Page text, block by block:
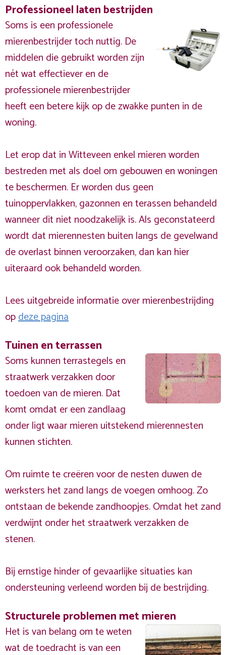
Professioneel laten bestrijden
Soms is een professionele
mierenbestrijder toch nuttig. De
middelen die gebruikt worden zijn
nét wat effectiever en de
professionele mierenbestrijder
heeft een betere kijk op de zwakke punten in de
woning.
Let erop dat in Witteveen enkel mieren worden
bestreden met als doel om gebouwen en woningen
te beschermen. Er worden dus geen
tuinoppervlakken, gazonnen en terassen behandeld
wanneer dit niet noodzakelijk is. Als geconstateerd
wordt dat mierennesten buiten langs de gevelwand
de overlast binnen veroorzaken, dan kan hier
uiteraard ook behandeld worden.
Lees uitgebreide informatie over mierenbestrijding
opdeze pagina
Tuinen en terrassen
Soms kunnen terrastegels en
straatwerk verzakken door
toedoen van de mieren. Dat
komt omdat er een zandlaag
onder ligt waar mieren uitstekend mierennesten
kunnen stichten.
Om ruimte te creëren voor de nesten duwen de
werksters het zand langs de voegen omhoog. Zo
ontstaan de bekende zandhoopjes. Omdat het zand
verdwijnt onder het straatwerk verzakken de
stenen.
Bij ernstige hinder of gevaarlijke situaties kan
ondersteuning verleend worden bij de bestrijding.
Structurele problemen met mieren
Het is van belang om te weten
wat de toedracht is van een